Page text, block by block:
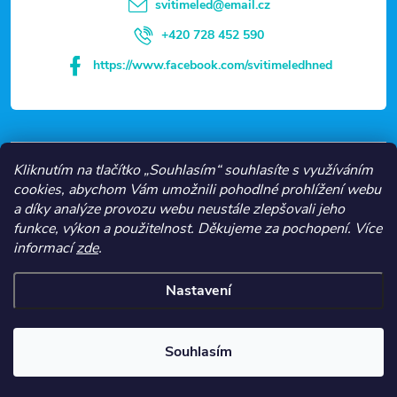
Kliknutím na tlačítko „Souhlasím“ souhlasíte s využíváním
cookies, abychom Vám umožnili pohodlné prohlížení webu
a díky analýze provozu webu neustále zlepšovali jeho
funkce, výkon a použitelnost. Děkujeme za pochopení. Více
informacízde.
Nastavení
Souhlasím
VŠE O NÁKUPU
NEJČASTĚJŠÍ KATEGORIE
svitimeled@email.cz
+420 728 452 590
https://www.facebook.com/svitimeledhned
Copyright 2026Svítíme LED. Všechna práva vyhrazena.